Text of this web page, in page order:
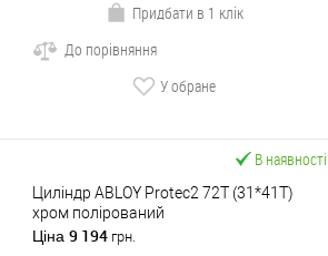
Придбати в 1 клік
До порівняння
У обране
В наявності
Циліндр ABLOY Protec2 72T (31*41T)
хром полірований
Ціна 9 194 грн.